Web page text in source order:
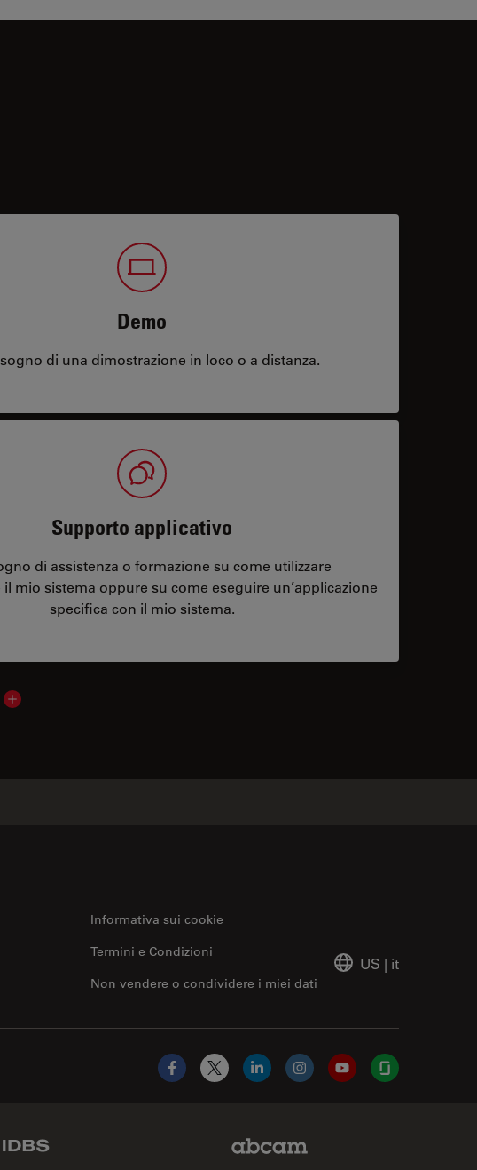
Demo
di una dimostrazione in loco o a distanza.
Supporto applicativo
di assistenza o formazione su come utilizzare
mio sistema oppure su come eseguire un’applicazione
specifica con il mio sistema.
Show local contacts
Informativa sui cookie
Non vendere o condividere i miei dati
Termini e Condizioni
US | it
Facebook
X LinkedInInstagramYouTubeGlassdoor
IDBS Link